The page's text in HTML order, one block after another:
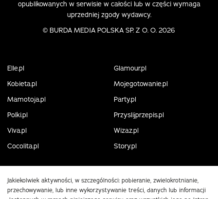
opublikowanych w serwisie w całości lub w części wymaga
uprzedniej zgody wydawcy.
© BURDA MEDIA POLSKA SP. Z O. O. 2026
Elle.pl
Glamour.pl
Kobieta.pl
Mojegotowanie.pl
Mamotoja.pl
Party.pl
Polki.pl
Przyslijprzepis.pl
Viva.pl
Wizaz.pl
Cocolita.pl
Story.pl
Jakiekolwiek aktywności, w szczególności: pobieranie, zwielokrotnianie,
przechowywanie, lub inne wykorzystywanie treści, danych lub informacji